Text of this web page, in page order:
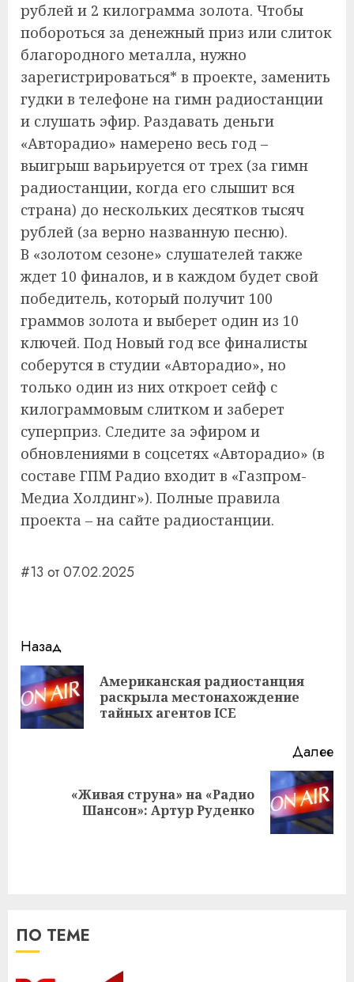
рублей и 2 килограмма золота. Чтобы
побороться за денежный приз или слиток
благородного металла, нужно
зарегистрироваться* в проекте, заменить
гудки в телефоне на гимн радиостанции
и слушать эфир. Раздавать деньги
«Авторадио» намерено весь год –
выигрыш варьируется от трех (за гимн
радиостанции, когда его слышит вся
страна) до нескольких десятков тысяч
рублей (за верно названную песню).
В «золотом сезоне» слушателей также
ждет 10 финалов, и в каждом будет свой
победитель, который получит 100
граммов золота и выберет один из 10
ключей. Под Новый год все финалисты
соберутся в студии «Авторадио», но
только один из них откроет сейф с
килограммовым слитком и заберет
суперприз. Следите за эфиром и
обновлениями в соцсетях «Авторадио» (в
составе ГПМ Радио входит в «Газпром-
Медиа Холдинг»). Полные правила
проекта – на сайте радиостанции.
#13 от 07.02.2025
Навигация
записи
Назад
Американская радиостанция
раскрыла местонахождение
тайных агентов ICE
Далее
Следующая«Живая струна» на «Радио
Шансон»: Артур Руденко
ПО ТЕМЕ